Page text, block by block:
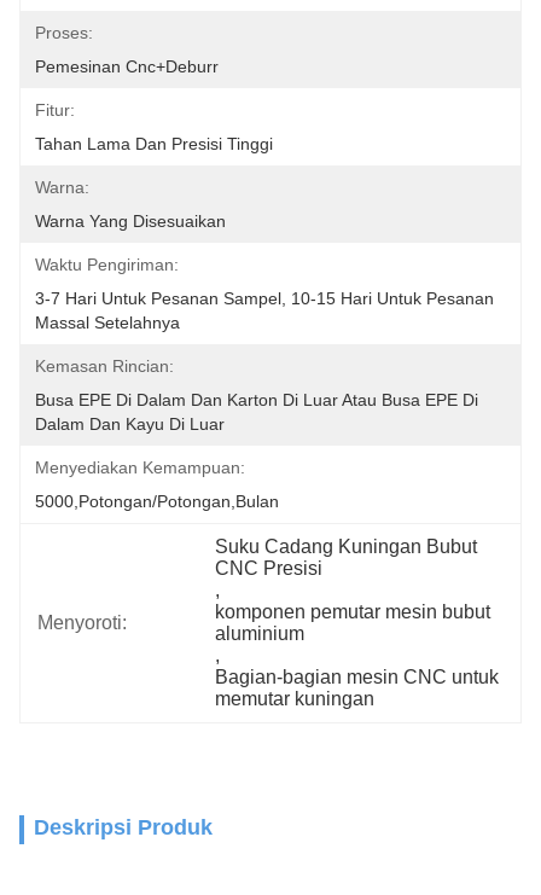
Proses:
Pemesinan Cnc+deburr
Fitur:
Tahan Lama Dan Presisi Tinggi
Warna:
Warna Yang Disesuaikan
Waktu Pengiriman:
3-7 Hari Untuk Pesanan Sampel, 10-15 Hari Untuk Pesanan
Massal Setelahnya
Kemasan Rincian:
Busa EPE Di Dalam Dan Karton Di Luar Atau Busa EPE Di
Dalam Dan Kayu Di Luar
Menyediakan Kemampuan:
5000,Potongan/Potongan,Bulan
Menyoroti:
Suku Cadang Kuningan Bubut
CNC Presisi
,
komponen pemutar mesin bubut
aluminium
,
Bagian-bagian mesin CNC untuk
memutar kuningan
Deskripsi Produk